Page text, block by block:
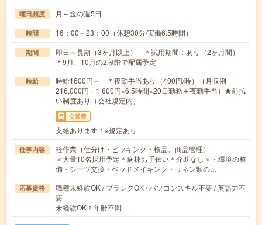
曜日頻度 月～金の週5日
時間 16：00～23：00（休憩30分/実働6.5時間）
期間
即日～長期（3ヶ月以上） ＊試用期間：あり（2ヶ月間）
＊9月、10月の2段階で配属予定
時給
時給1600円～ ＊夜勤手当あり（400円/時）（月収例
216,000円＝1,600円×6.5時間×20日勤務＋夜勤手当）★前払
い制度あり（会社規定内）
交通費
支給あります！※規定あり
仕事内容
軽作業（仕分け・ピッキング・検品、商品管理）
＜大量10名採用予定＊病棟お手伝い＊介助なし＞・環境の整
備・シーツ交換・ベッドメイキング・リネン類の…
応募資格
職種未経験OK / ブランクOK / パソコンスキル不要 / 英語力不
要
未経験OK！年齢不問